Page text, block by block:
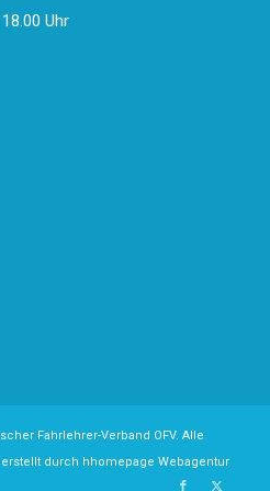
Uhr
Fahrlehrer-Verband OFV. Alle
durch hhomepage Webagentur